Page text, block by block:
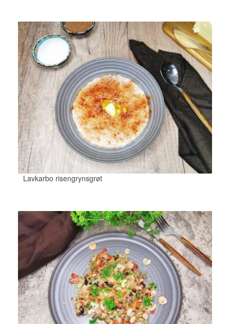
Lavkarbo risengrynsgrøt